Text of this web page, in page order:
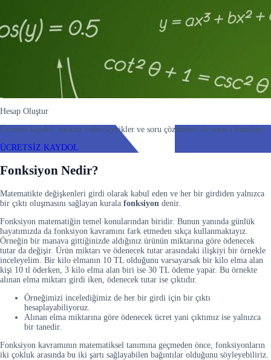
Hesap Oluştur
Ücretsiz kaydol, sınırsız video içerikler ve soru çözümleri ile sınava hazırlan!
ÜCRETSİZ KAYDOL
Fonksiyon Nedir?
Matematikte değişkenleri girdi olarak kabul eden ve her bir girdiden yalnızca
bir çıktı oluşmasını sağlayan kurala fonksiyon denir.
Fonksiyon matematiğin temel konularından biridir. Bunun yanında günlük
hayatımızda da fonksiyon kavramını fark etmeden sıkça kullanmaktayız.
Örneğin bir manava gittiğinizde aldığınız ürünün miktarına göre ödenecek
tutar da değişir. Ürün miktarı ve ödenecek tutar arasındaki ilişkiyi bir örnekle
inceleyelim. Bir kilo elmanın 10 TL olduğunu varsayarsak bir kilo elma alan
kişi 10 tl öderken, 3 kilo elma alan biri ise 30 TL ödeme yapar. Bu örnekte
alınan elma miktarı girdi iken, ödenecek tutar ise çıktıdır.
Örneğimizi incelediğimiz de her bir girdi için bir çıktı
hesaplayabiliyoruz.
Alınan elma miktarına göre ödenecek ücret yani çıktımız ise yalnızca
bir tanedir.
Fonksiyon kavramının matematiksel tanımına geçmeden önce, fonksiyonların
iki çokluk arasında bu iki şartı sağlayabilen bağıntılar olduğunu söyleyebiliriz.